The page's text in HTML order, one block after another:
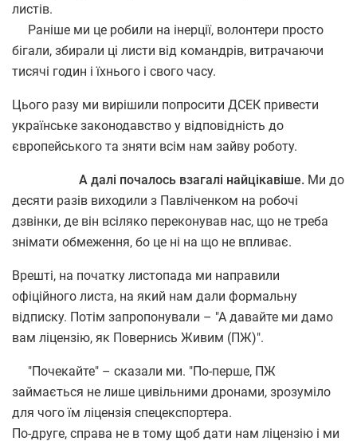
листів.
Раніше ми це робили на інерції, волонтери просто
бігали, збирали ці листи від командрів, витрачаючи
тисячі годин і їхнього і свого часу.
Цього разу ми вирішили попросити ДСЕК привести
українське законодавство у відповідність до
європейського та зняти всім нам зайву роботу.
А далі почалось взагалі найцікавіше. Ми до
десяти разів виходили з Павліченком на робочі
дзвінки, де він всіляко переконував нас, що не треба
знімати обмеження, бо це ні на що не впливає.
Врешті, на початку листопада ми направили
офіційного листа, на який нам дали формальну
відписку. Потім запропонували – "А давайте ми дамо
вам ліцензію, як Повернись Живим (ПЖ)".
"Почекайте" – сказали ми. "По-перше, ПЖ
займається не лише цивільними дронами, зрозуміло
для чого їм ліцензія спецекспортера.
По-друге, справа не в тому щоб дати нам ліцензію і ми